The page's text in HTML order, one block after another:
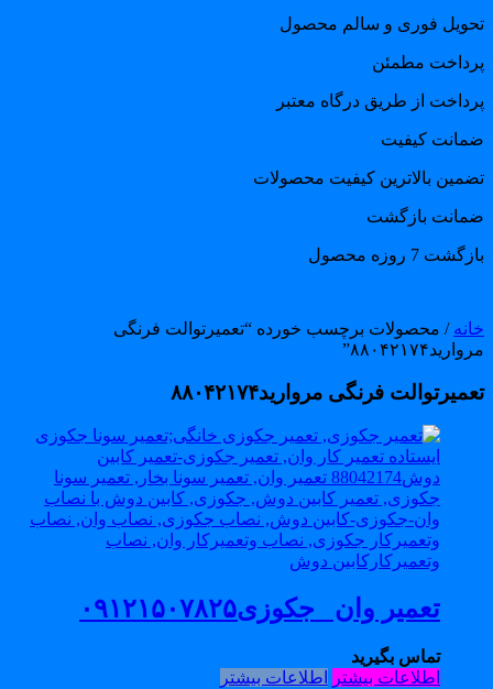
فوری و سالم محصول
مطمئن
از طریق درگاه معتبر
کیفیت
بالاترین کیفیت محصولات
بازگشت
7 روزه محصول
/ محصولات برچسب خورده “تعمیرتوالت فرنگی
فرنگی مروارید۸۸۰۴۲۱۷۴
تعمیر وان _جکوزی۰۹۱۲۱۵۰۷۸۲۵
تماس بگیرید
اطلاعات بیشتر اطلاعات بیشتر